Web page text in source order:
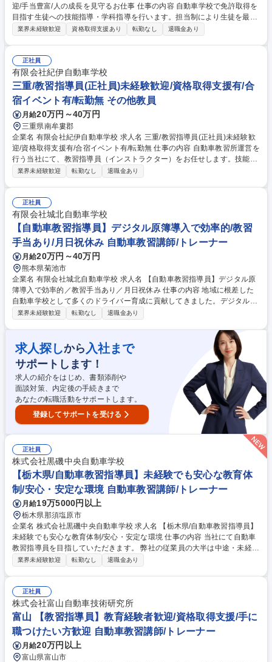
迎/手当豊富/人の成長を見守るお仕事 仕事の内容 自動車学校で免許取得を
目指す生徒への技能指導・学科指導を行います。担当制により生徒を最初
から卒業まで一貫してサポートし、一人ひとりの成長を見届けられるやり
初から卒業まで一貫してサポートできるため、一人ひとりの成長過程を見
守ることができます。人と接することが好きな方、世話焼きな方に向いて
います。 自動二輪免許も入社後取得するため、バイクを趣味にできるのも
魅力です（業務内容の変更の範囲）当社業務全般 募集職種 【大垣/教習イ
ンストラクター】未経験歓迎/手当豊富/人の成長を見守るお仕事
業界未経験歓迎 資格取得支援あり 転勤なし 退職金あり
正社員
有限会社紀伊自動車学校
三重/教習指導員(正社員)未経験歓迎/資格取得支援有/合
宿イベント有/転勤無 その他教員
月給20万円～40万円
三重県南牟婁郡
企業名 有限会社紀伊自動車学校 求人名 三重/教習指導員(正社員)未経験歓
迎/資格取得支援有/合宿イベント有/転勤無 仕事の内容 自動車教習所運営を
行う当社にて、教習指導員（インストラクター）をお任せします。技能・
学科教習のほか、合宿生向けの観光イベント同行や事務管理、送迎業務な
■合宿生サポート：観光イベント（川下り等）への同行、生活フォロー ■
事務・管理：教習原簿の管理、スケジュール調整 ■その他：担当車両の日
常点検、必要に応じた生徒送迎 業務内容の変更の範囲：変更なし 募集職
種 三重/教習指導員(正社員)未経験歓迎/資格取得支援有/合宿イベント有/転
勤無
業界未経験歓迎 転勤なし 退職金あり
正社員
有限会社城北自動車学校
【自動車教習指導員】デジタル原簿導入で効率的/教習
手当あり/月日祝休み 自動車教習講師/トレーナー
月給20万円～40万円
熊本県菊池市
企業名 有限会社城北自動車学校 求人名 【自動車教習指導員】デジタル原
簿導入で効率的／教習手当あり／月日祝休み 仕事の内容 地域に根差した
自動車学校として多くのドライバー育成に貢献してきました。デジタル原
簿や予約システムの導入で業務効率化を実現し、教習生への指導に専念で
が可能です。社員食堂では栄養バランスの取れた日替わり定食を400円で
提供しており、職員の健康面もサポート。落ち着いた環境の中で、地域の
交通安全に貢献しながら長く働ける職場です。 募集職種 【自動車教習指
導員】デジタル原簿導入で効率的／教習手当あり／月日祝休み
業界未経験歓迎 転勤なし 退職金あり
求人探しから 入社まで
サポートします！
求人の紹介をはじめ、書類添削や
面談対策、内定後の手続きまで
あなたの転職活動をサポートします。
登録してサポートを受ける
正社員
株式会社黒磯中央自動車学校
【栃木県/自動車教習指導員】未経験でも安心な教育体
制/安心・安定な環境 自動車教習講師/トレーナー
月給19万5000円以上
栃木県那須塩原市
企業名 株式会社黒磯中央自動車学校 求人名 【栃木県/自動車教習指導員】
未経験でも安心な教育体制/安心・安定な環境 仕事の内容 当社にて自動車
教習指導員を目指していただきます。 弊社の従業員の大半は中途・未経験
から活躍をしていただいており、 運転に自信がない方でも安心して働ける
動二輪免許の勉強をしていただきます。（補助制度あり）※取得するまで
の業務：送迎バスの運転、受付サポート、事務処理等 ■教習指導員資格取
得後は教習指導を行いながら、他の車種の資格取得、教材作成、イベント
立案、集客、情報発信等々様々な業務に携わります。 募集職種 【栃木県/
自動車教習指導員】未経験でも安心な教育体制/安心・安定な環境
業界未経験歓迎 転勤なし 退職金あり
正社員
株式会社富山自動車技術研究所
富山 【教習指導員】教育経験者歓迎/資格取得支援/手に
職つけたい方歓迎 自動車教習講師/トレーナー
月給20万円以上
富山県富山市